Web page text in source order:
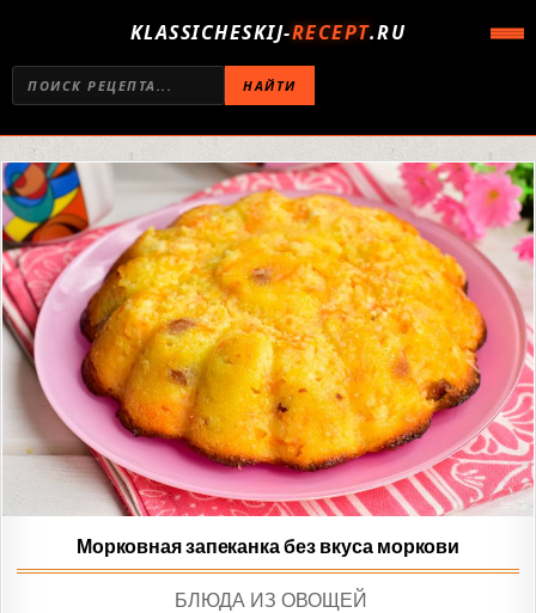
KLASSICHESKIJ-RECEPT.RU
НАЙТИ
Морковная запеканка без вкуса моркови
POSTED
БЛЮДА ИЗ ОВОЩЕЙ